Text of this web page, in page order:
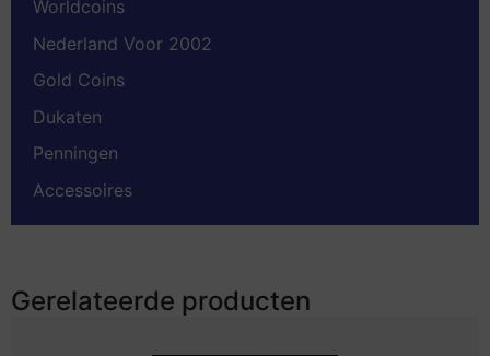
Worldcoins
Nederland Voor 2002
Gold Coins
Dukaten
Penningen
Accessoires
Gerelateerde producten